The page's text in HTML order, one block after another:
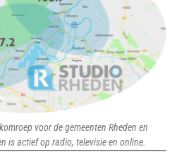
voor de gemeenten Rheden en
is actief op radio, televisie en online.